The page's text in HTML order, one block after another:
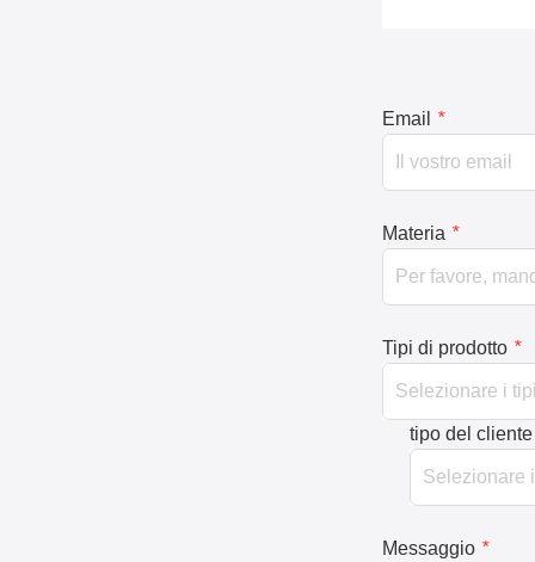
Email *
Materia *
Tipi di prodotto *
tipo del cliente
Messaggio *